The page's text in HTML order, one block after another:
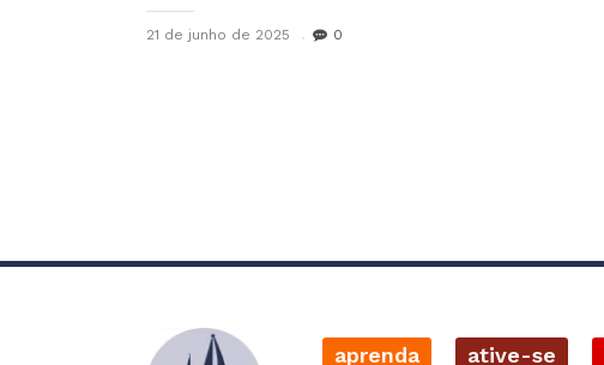
21 de junho de 2025 0
aprenda ative-se